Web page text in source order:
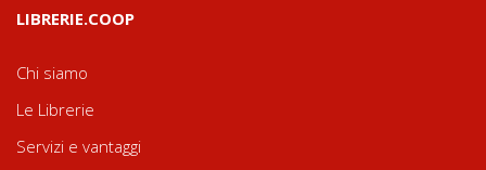
LIBRERIE.COOP
Chi siamo
Le Librerie
Servizi e vantaggi